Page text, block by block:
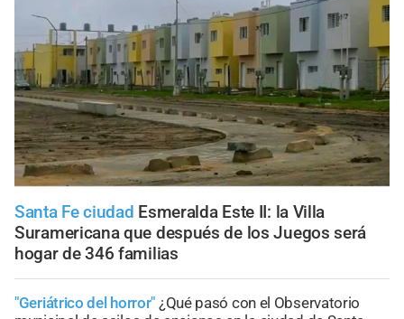
Santa Fe ciudad Esmeralda Este II: la Villa
Suramericana que después de los Juegos será
hogar de 346 familias
"Geriátrico del horror" ¿Qué pasó con el Observatorio